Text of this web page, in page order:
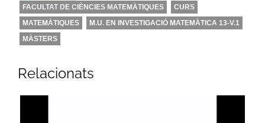
FACULTAT DE CIÈNCIES MATEMÀTIQUES
CURS
MATEMÀTIQUES
M.U. EN INVESTIGACIÓ MATEMÀTICA 13-V.1
MÀSTERS
Relacionats